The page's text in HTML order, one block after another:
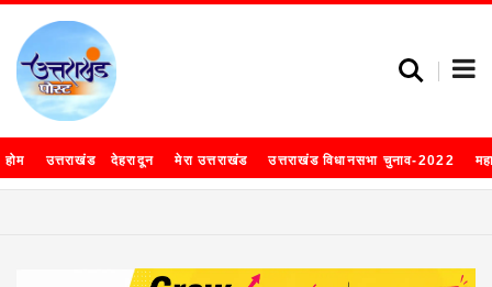
होम उत्तराखंड देहरादून मेरा उत्तराखंड उत्तराखंड विधानसभा चुनाव-2022